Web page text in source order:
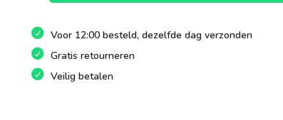
aantal
Voor 12:00 besteld, dezelfde dag verzonden
Gratis retourneren
Veilig betalen